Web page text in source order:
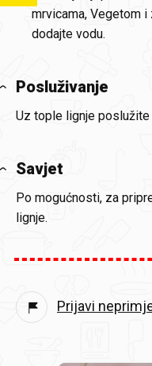
mrvicama, Vegetom
dodajte vodu.
Posluživanje
Uz tople lignje poslužite
Savjet
Po mogućnosti, za
lignje.
Prijavi